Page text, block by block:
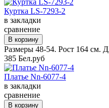
Куртка LS-7293-2
в закладки
сравнение
Размеры 48-54. Рост 164 см.
385 Бел.руб
Платье Nn-6077-4
в закладки
сравнение